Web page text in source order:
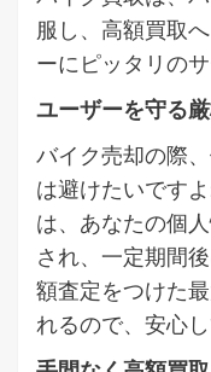
服し、高額買取
ーにピッタリのサ
ユーザーを守る
バイク売却の際
は避けたいです
は、あなたの個
され、一定期間
額査定をつけた
れるので、安心